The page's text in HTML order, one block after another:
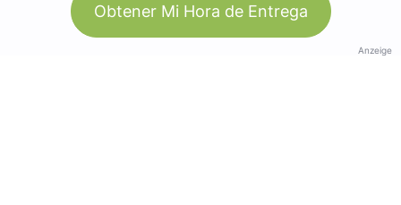
Obtener Mi Hora de Entrega
Anzeige